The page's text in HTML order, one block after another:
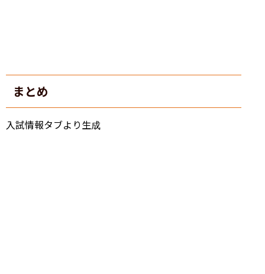
まとめ
入試情報タブより生成